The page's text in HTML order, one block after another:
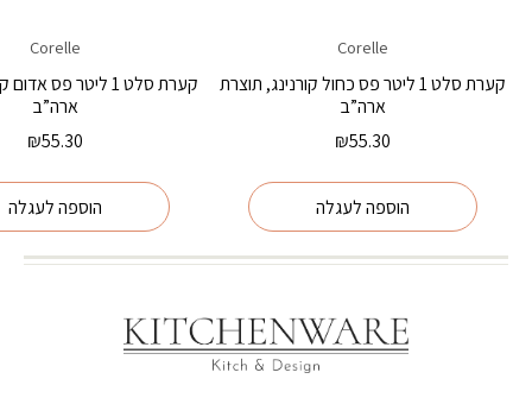
Corelle
קערת סלט 1 ליטר פס כחול קורנינג, תוצרת
ארה”ב
₪55.30
הוספה לעגלה
Corelle
קערת סלט 1 ליטר פס
ארה”ב
₪55.30
הוספה לעגלה